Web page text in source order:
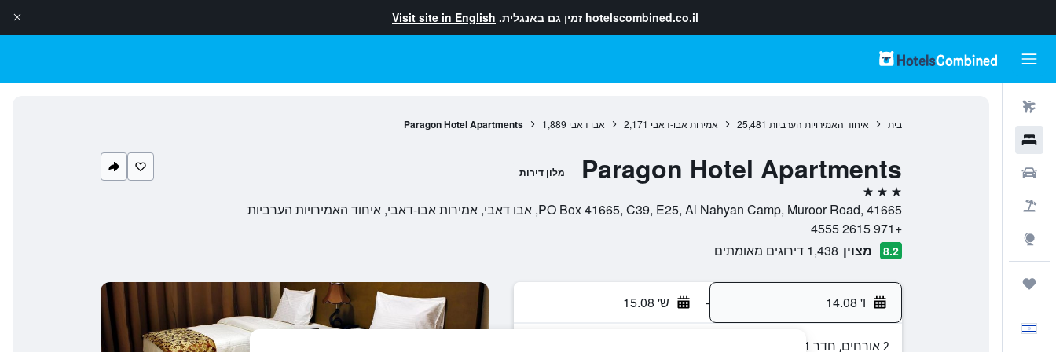
hotelscombined.co.il זמין גם באנגלית. Visit site in English
בית איחוד האמירויות הערביות 25,481 אמירות אבו-דאבי 2,171 אבו דאבי 1,889
Paragon Hotel Apartments
Paragon Hotel Apartments מלון דירות
3 כוכבים
PO Box 41665, C39, E25, Al Nahyan Camp, Muroor Road, 41665, אבו דאבי, אמירות אבו-דאבי, איחוד האמירויות הערביות
+971 2615 4555
8.2 מצוין 1,438 דירוגים מאומתים
ו' 14.08 - ש' 15.08
2 אורחים, חדר 1